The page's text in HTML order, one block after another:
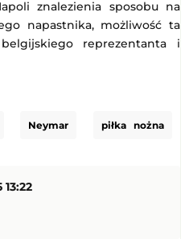
znalezienia sposobu na
napastnika, możliwość ta
reprezentanta i
Neymar
piłka nożna